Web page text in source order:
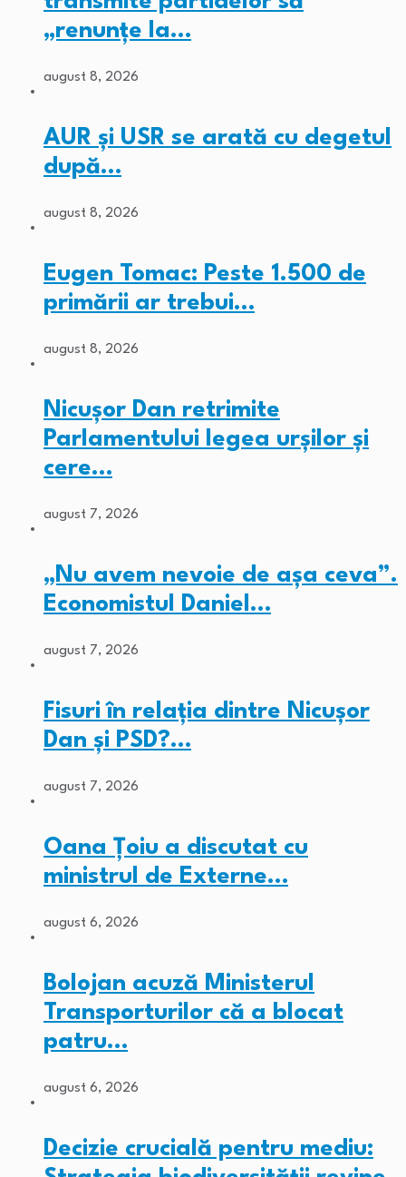
„renunțe la…
august 8, 2026
AUR și USR se arată cu degetul
după…
august 8, 2026
Eugen Tomac: Peste 1.500 de
primării ar trebui…
august 8, 2026
Nicușor Dan retrimite
Parlamentului legea urșilor și
cere…
august 7, 2026
„Nu avem nevoie de așa ceva”.
Economistul Daniel…
august 7, 2026
Fisuri în relația dintre Nicușor
Dan și PSD?…
august 7, 2026
Oana Țoiu a discutat cu
ministrul de Externe…
august 6, 2026
Bolojan acuză Ministerul
Transporturilor că a blocat
patru…
august 6, 2026
Decizie crucială pentru mediu: